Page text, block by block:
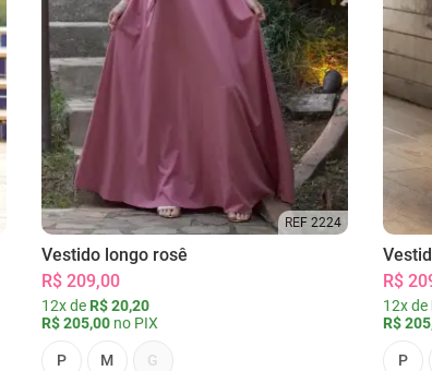
REF 2224
Vestido longo rosê
R$ 209,00
12x de R$ 20,20
R$ 205,00no PIX
P M G
R$
12x de
R$
P